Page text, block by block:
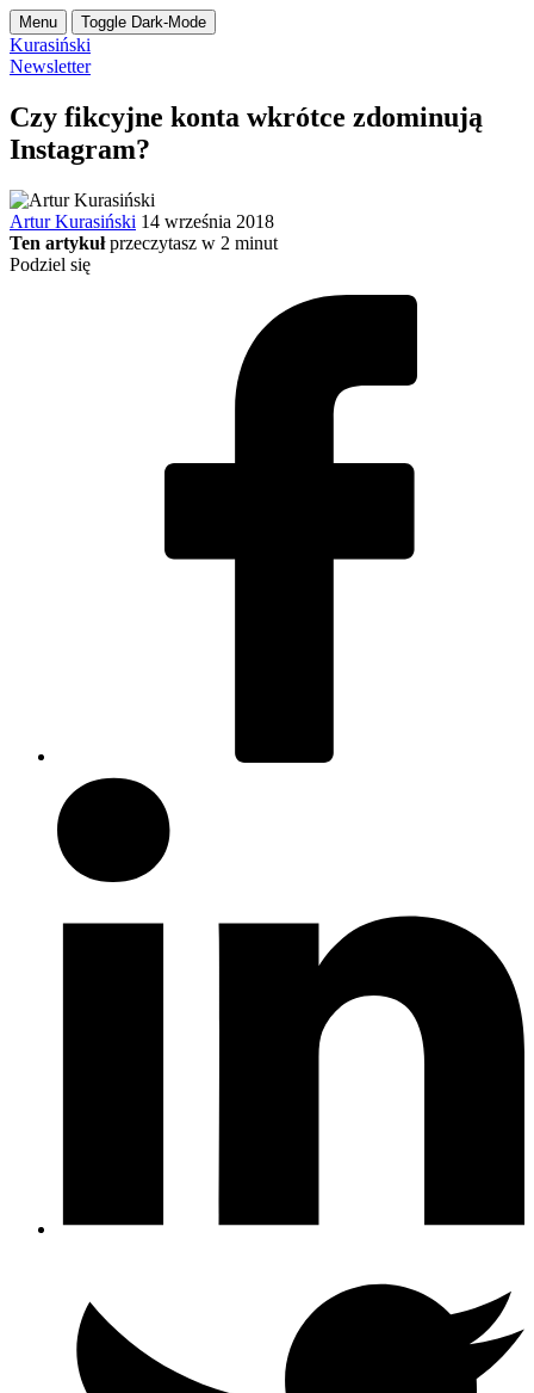
Menu Toggle Dark-Mode
Kurasiński
Newsletter
Czy fikcyjne konta wkrótce zdominują
Instagram?
Artur Kurasiński 14 września 2018
Ten artykuł przeczytasz w 2 minut
Podziel się